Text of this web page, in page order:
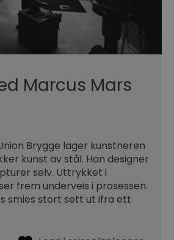
Marcus Mars
Brygge lager kunstneren
kunst av stål. Han designer
selv. Uttrykket i
frem underveis i prosessen.
smies stort sett ut ifra ett